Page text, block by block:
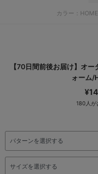
カラー：HOME
【70日間前後お届け】オ
ォーム/
180 人